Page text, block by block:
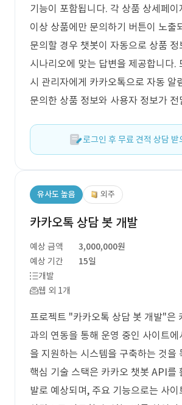
기능이 포함됩니다. 각 상품 상세페
이상 상품에만 문의하기 버튼이 노출
문의할 경우 챗봇이 자동으로 상품 정
시나리오에 맞는 답변을 제공합니다.
시 관리자에게 카카오톡으로 자동 알
문의한 상품 정보와 사용자 정보가 전
로그인 후 무료 견적 상담 받
유사도 높음 외주
카카오톡 상담 봇 개발
예상 금액
3,000,000원
예상 기간
15일
개발
웹 외 1개
프로젝트 "카카오톡 상담 봇 개발"은
과의 연동을 통해 운영 중인 사이트
을 지원하는 시스템을 구축하는 것을
핵심 기술 스택은 카카오 챗봇 API를
발로 예상되며, 주요 기능으로는 사이